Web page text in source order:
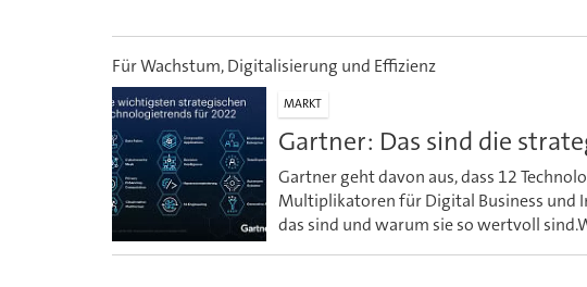
Für Wachstum, Digitalisierung und Effizienz
MARKT
Gartner: Das sind die
Gartner geht davon aus, dass 12
Multiplikatoren für Digital Business und
das sind und warum sie so wertvoll